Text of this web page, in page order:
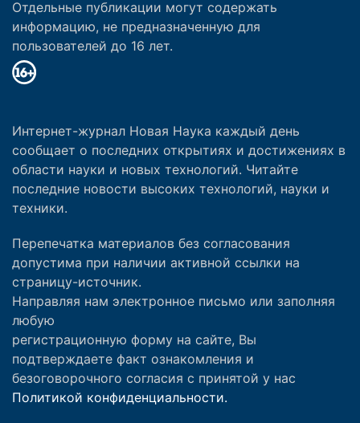
Отдельные публикации могут содержать
информацию, не предназначенную для
пользователей до 16 лет.
Интернет-журнал Новая Наука каждый день
сообщает о последних открытиях и достижениях в
области науки и новых технологий. Читайте
последние новости высоких технологий, науки и
техники.
Перепечатка материалов без согласования
допустима при наличии активной ссылки на
страницу-источник.
Направляя нам электронное письмо или заполняя
любую
регистрационную форму на сайте, Вы
подтверждаете факт ознакомления и
безоговорочного согласия с принятой у нас
Политикой конфиденциальности.